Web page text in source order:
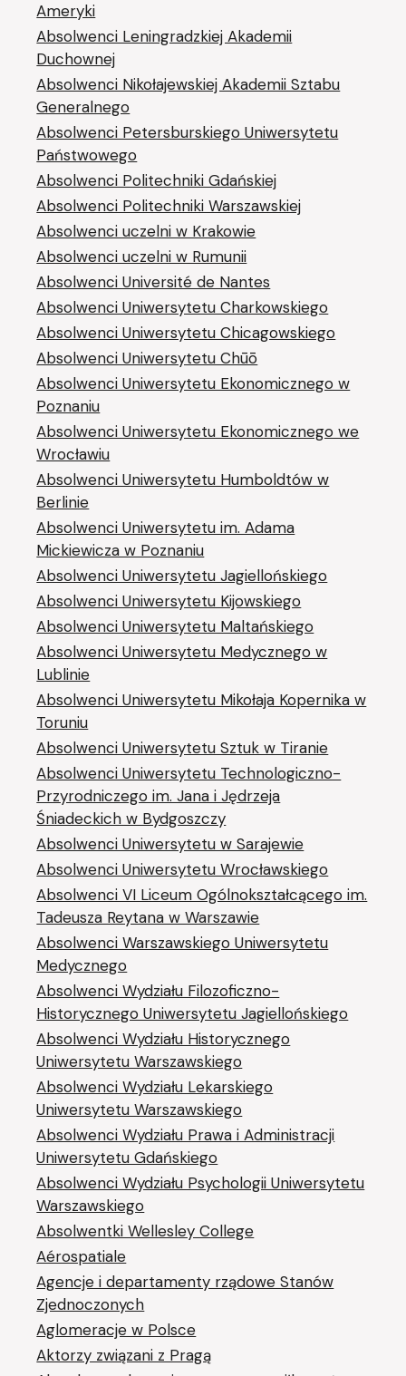
Ameryki
Absolwenci Leningradzkiej Akademii
Duchownej
Absolwenci Nikołajewskiej Akademii Sztabu
Generalnego
Absolwenci Petersburskiego Uniwersytetu
Państwowego
Absolwenci Politechniki Gdańskiej
Absolwenci Politechniki Warszawskiej
Absolwenci uczelni w Krakowie
Absolwenci uczelni w Rumunii
Absolwenci Université de Nantes
Absolwenci Uniwersytetu Charkowskiego
Absolwenci Uniwersytetu Chicagowskiego
Absolwenci Uniwersytetu Chūō
Absolwenci Uniwersytetu Ekonomicznego w
Poznaniu
Absolwenci Uniwersytetu Ekonomicznego we
Wrocławiu
Absolwenci Uniwersytetu Humboldtów w
Berlinie
Absolwenci Uniwersytetu im. Adama
Mickiewicza w Poznaniu
Absolwenci Uniwersytetu Jagiellońskiego
Absolwenci Uniwersytetu Kijowskiego
Absolwenci Uniwersytetu Maltańskiego
Absolwenci Uniwersytetu Medycznego w
Lublinie
Absolwenci Uniwersytetu Mikołaja Kopernika w
Toruniu
Absolwenci Uniwersytetu Sztuk w Tiranie
Absolwenci Uniwersytetu Technologiczno-
Przyrodniczego im. Jana i Jędrzeja
Śniadeckich w Bydgoszczy
Absolwenci Uniwersytetu w Sarajewie
Absolwenci Uniwersytetu Wrocławskiego
Absolwenci VI Liceum Ogólnokształcącego im.
Tadeusza Reytana w Warszawie
Absolwenci Warszawskiego Uniwersytetu
Medycznego
Absolwenci Wydziału Filozoficzno-
Historycznego Uniwersytetu Jagiellońskiego
Absolwenci Wydziału Historycznego
Uniwersytetu Warszawskiego
Absolwenci Wydziału Lekarskiego
Uniwersytetu Warszawskiego
Absolwenci Wydziału Prawa i Administracji
Uniwersytetu Gdańskiego
Absolwenci Wydziału Psychologii Uniwersytetu
Warszawskiego
Absolwentki Wellesley College
Aérospatiale
Agencje i departamenty rządowe Stanów
Zjednoczonych
Aglomeracje w Polsce
Aktorzy związani z Pragą